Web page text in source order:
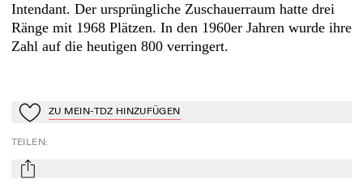
Intendant. Der ursprüngliche Zuschauerraum hatte drei
Ränge mit 1968 Plätzen. In den 1960er Jahren wurde ihre
Zahl auf die heutigen 800 verringert.
Zu Mein-TdZ hinzufügen
ZU MEIN-TDZ HINZUFÜGEN
TEILEN:
mail